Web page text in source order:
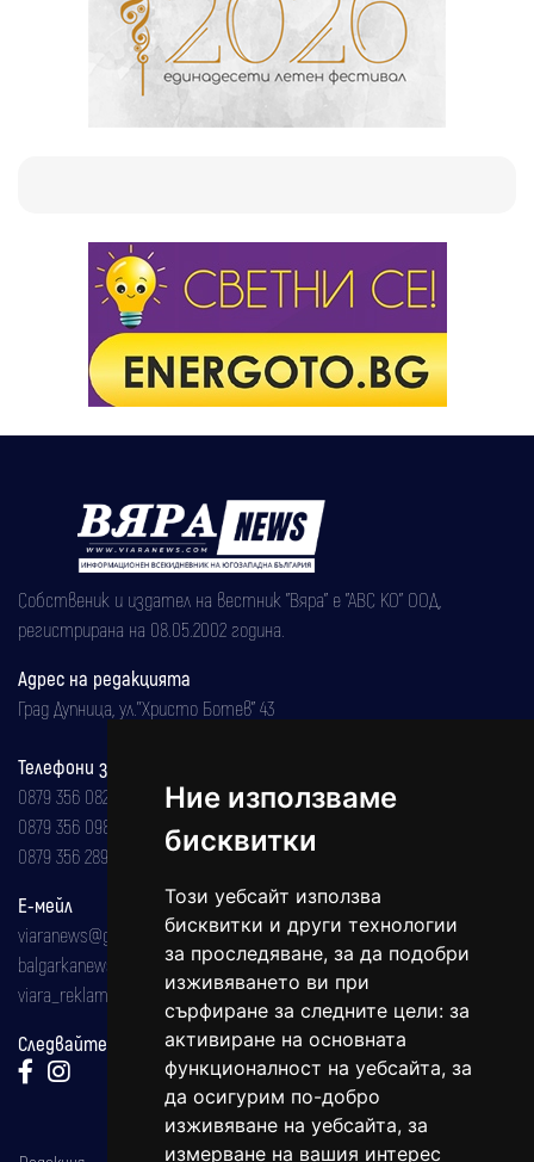
Ние използваме
бисквитки
Този уебсайт използва
бисквитки и други технологии
за проследяване, за да подобри
изживяването ви при
сърфиране за следните цели: за
активиране на основната
функционалност на уебсайта, за
да осигурим по-добро
изживяване на уебсайта, за
измерване на вашия интерес
Собственик и издател на вестник "Вяра" е "АВС КО" ООД,
регистрирана на 08.05.2002 година.
Адрес на редакцията
Град Дупница, ул.''Христо Ботев" 43
Телефони за реклама и абонаменти
0879 356 082
0879 356 098
0879 356 289
Е-мейл
viaranews@gmail.com
balgarkanews@gmail.com
viara_reklama@mail.bg
Следвайте ни: